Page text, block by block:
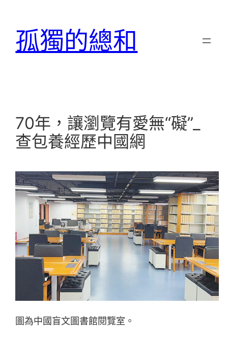
孤獨的總和
70年，讓瀏覽有愛無“礙”_
查包養經歷中國網
圖為中國盲文圖書館閱覽室。